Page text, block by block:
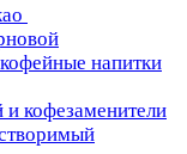
напитки
кофезаменители